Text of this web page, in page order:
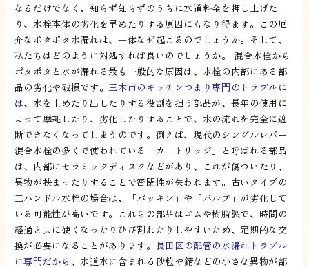
なるだけでなく、知らず知らずのうちに水道料金を押し上げた
り、水栓本体の劣化を早めたりする原因にもなり得ます。この厄
介なポタポタ水漏れは、一体なぜ起こるのでしょうか。そして、
私たちはどのように対処すれば良いのでしょうか。 混合水栓から
ポタポタと水が漏れる最も一般的な原因は、水栓の内部にある部
品の劣化や破損です。三木市のキッチンつまり専門のトラブルに
は、水を止めたり出したりする役割を担う部品が、長年の使用に
よって摩耗したり、劣化したりすることで、水の流れを完全に遮
断できなくなってしまうのです。例えば、現代のシングルレバー
混合水栓の多くで使われている「カートリッジ」と呼ばれる部品
は、内部にセラミックディスクなどがあり、これが傷ついたり、
異物が挟まったりすることで密閉性が失われます。古いタイプの
二ハンドル水栓の場合は、「パッキン」や「バルブ」が劣化して
いる可能性が高いです。これらの部品はゴムや樹脂製で、時間の
経過と共に硬くなったりひび割れたりしやすいため、定期的な交
換が必要になることがあります。 長田区の配管の水漏れトラブル
に専門だから 、水道水に含まれる砂粒や錆などの小さな異物が部